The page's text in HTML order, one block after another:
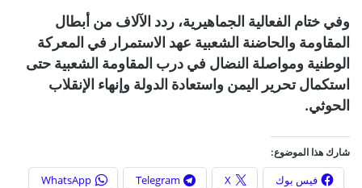
وفي ختام الفعالية الجماهيرية، ردد الآلاف من أبطال
المقاومة والحاضنة الشعبية عهد الاستمرار في المعركة
الوطنية ومواصلة النضال في درب المقاومة الشعبية حتى
استكمال تحرير اليمن واستعادة الدولة وإنهاء الإنقلاب
الحوثي.
شارك هذا الموضوع:
فيس بوك X
Telegram
WhatsApp